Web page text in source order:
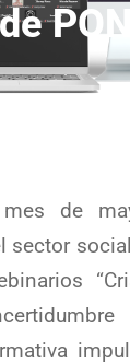
de
mes de
sector